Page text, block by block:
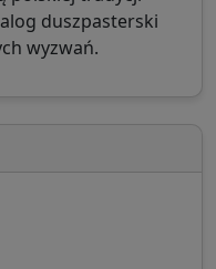
duszpasterski
wyzwań.